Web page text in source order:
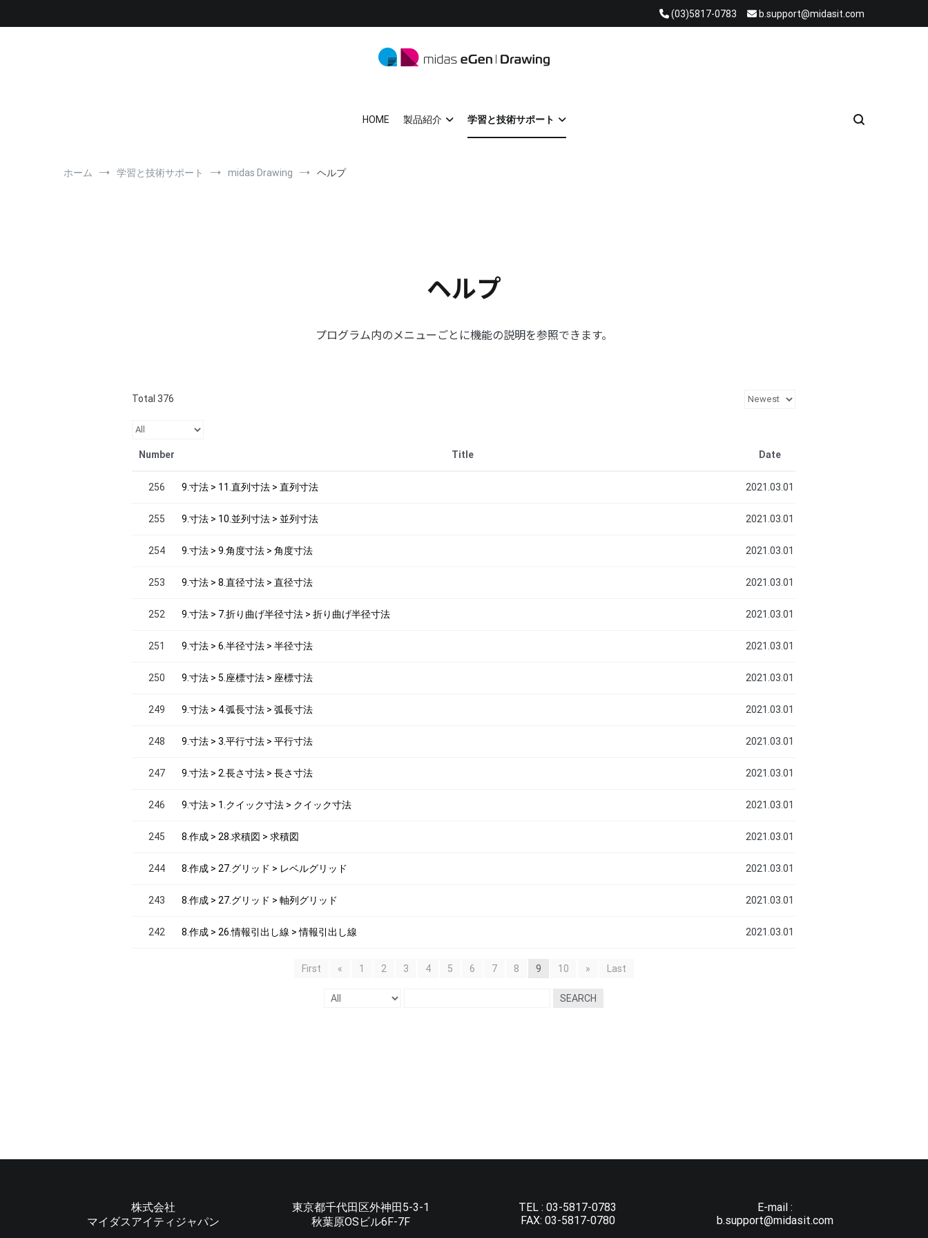
(03)5817-0783 b.support@midasit.com
HOME 製品紹介 学習と技術サポート
ホーム 学習と技術サポート midas Drawing ヘルプ
ヘルプ
プログラム内のメニューごとに機能の説明を参照できます。
Total 376
Number Title Date
256 9.寸法 > 11.直列寸法 > 直列寸法 2021.03.01
255 9.寸法 > 10.並列寸法 > 並列寸法 2021.03.01
254 9.寸法 > 9.角度寸法 > 角度寸法 2021.03.01
253 9.寸法 > 8.直径寸法 > 直径寸法 2021.03.01
252 9.寸法 > 7.折り曲げ半径寸法 > 折り曲げ半径寸法 2021.03.01
251 9.寸法 > 6.半径寸法 > 半径寸法 2021.03.01
250 9.寸法 > 5.座標寸法 > 座標寸法 2021.03.01
249 9.寸法 > 4.弧長寸法 > 弧長寸法 2021.03.01
248 9.寸法 > 3.平行寸法 > 平行寸法 2021.03.01
247 9.寸法 > 2.長さ寸法 > 長さ寸法 2021.03.01
246 9.寸法 > 1.クイック寸法 > クイック寸法 2021.03.01
245 8.作成 > 28.求積図 > 求積図 2021.03.01
244 8.作成 > 27.グリッド > レベルグリッド 2021.03.01
243 8.作成 > 27.グリッド > 軸列グリッド 2021.03.01
242 8.作成 > 26.情報引出し線 > 情報引出し線 2021.03.01
First « 1 2 3 4 5 6 7 8 9 10 » Last
SEARCH
株式会社
マイダスアイティジャパン
東京都千代田区外神田5-3-1
秋葉原OSビル6F-7F
TEL : 03-5817-0783
FAX: 03-5817-0780
E-mail :
b.support@midasit.com